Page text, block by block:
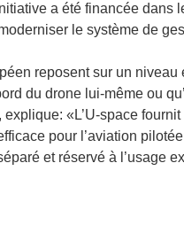
a été financée
le système de
reposent sur un
du drone lui-même ou
«L’U-space
pour l’aviation
et réservé à l’usage